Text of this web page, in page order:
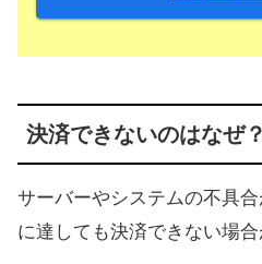
決済できないのはなぜ？
サーバーやシステムの不具
に達しても決済できない場合